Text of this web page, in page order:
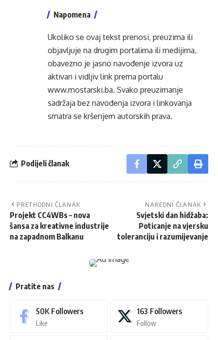
Napomena
Ukoliko se ovaj tekst prenosi, preuzima ili
objavljuje na drugim portalima ili medijima,
obavezno je jasno navođenje izvora uz
aktivan i vidljiv link prema portalu
www.mostarski.ba. Svako preuzimanje
sadržaja bez navođenja izvora i linkovanja
smatra se kršenjem autorskih prava.
Podijeli članak
PRETHODNI ČLANAK
Projekt CC4WBs – nova
šansa za kreativne industrije
na zapadnom Balkanu
NAREDNI ČLANAK
Svjetski dan hidžaba:
Poticanje na vjersku
toleranciju i razumijevanje
Pratite nas
50K Followers
Like
163 Followers
Follow